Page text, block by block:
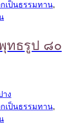
เป็นธรรมทาน,
ทธรูป ๘๐
เป็นธรรมทาน,